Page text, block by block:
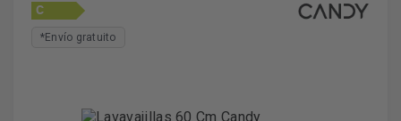
C
*Envío gratuito